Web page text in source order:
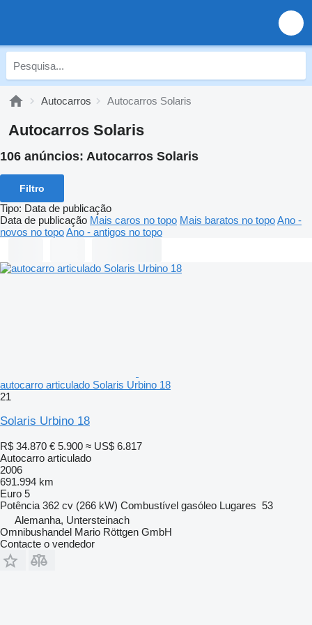
Autocarros Autocarros Solaris
Autocarros Solaris
106 anúncios: Autocarros Solaris
Filtro
Tipo: Data de publicação
Data de publicação Mais caros no topo Mais baratos no topoAno -
novos no topoAno - antigos no topo
autocarro articulado Solaris Urbino 18
21
Solaris Urbino 18
R$ 34.870 € 5.900 ≈ US$ 6.817
Autocarro articulado
2006
691.994 km
Euro 5
Potência 362 cv (266 kW) Combustível gasóleo Lugares 53
Alemanha, Untersteinach
Omnibushandel Mario Röttgen GmbH
Contacte o vendedor